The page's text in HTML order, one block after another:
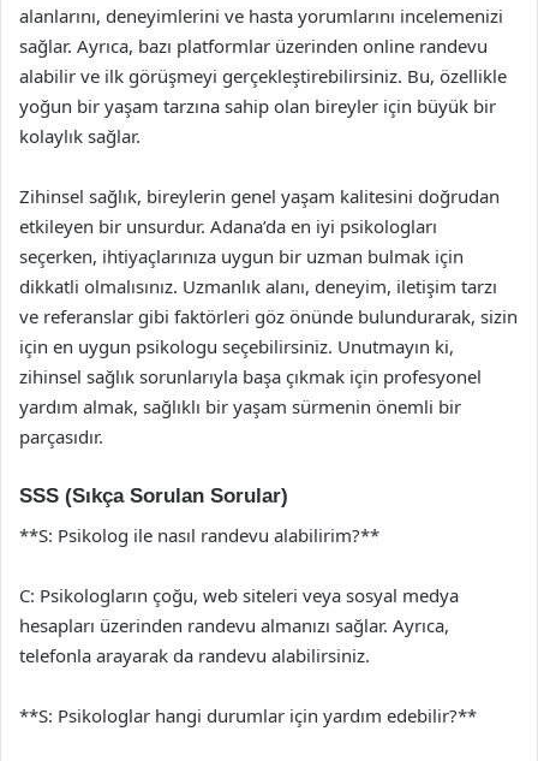
alanlarını, deneyimlerini ve hasta yorumlarını incelemenizi
sağlar. Ayrıca, bazı platformlar üzerinden online randevu
alabilir ve ilk görüşmeyi gerçekleştirebilirsiniz. Bu, özellikle
yoğun bir yaşam tarzına sahip olan bireyler için büyük bir
kolaylık sağlar.
Zihinsel sağlık, bireylerin genel yaşam kalitesini doğrudan
etkileyen bir unsurdur. Adana’da en iyi psikologları
seçerken, ihtiyaçlarınıza uygun bir uzman bulmak için
dikkatli olmalısınız. Uzmanlık alanı, deneyim, iletişim tarzı
ve referanslar gibi faktörleri göz önünde bulundurarak, sizin
için en uygun psikologu seçebilirsiniz. Unutmayın ki,
zihinsel sağlık sorunlarıyla başa çıkmak için profesyonel
yardım almak, sağlıklı bir yaşam sürmenin önemli bir
parçasıdır.
SSS (Sıkça Sorulan Sorular)
**S: Psikolog ile nasıl randevu alabilirim?**
C: Psikologların çoğu, web siteleri veya sosyal medya
hesapları üzerinden randevu almanızı sağlar. Ayrıca,
telefonla arayarak da randevu alabilirsiniz.
**S: Psikologlar hangi durumlar için yardım edebilir?**